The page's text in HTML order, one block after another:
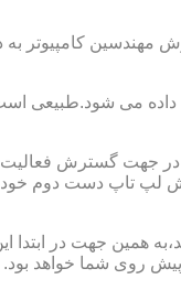
مهندسین کامپیوتر به
داده می شود.طبیعی
جهت گسترش فعالیت
لپ تاپ دست دوم
همین جهت در
روی شما خواهد بود.